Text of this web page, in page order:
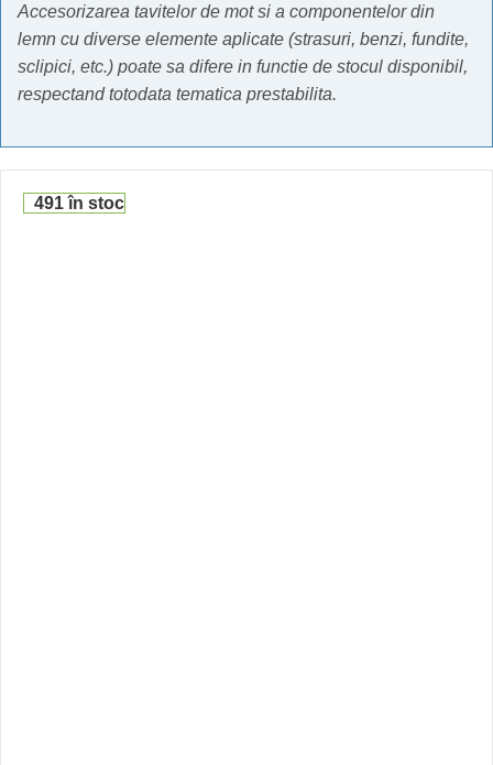
Accesorizarea tavitelor de mot si a componentelor din
lemn cu diverse elemente aplicate (strasuri, benzi, fundite,
sclipici, etc.) poate sa difere in functie de stocul disponibil,
respectand totodata tematica prestabilita.
491 în stoc